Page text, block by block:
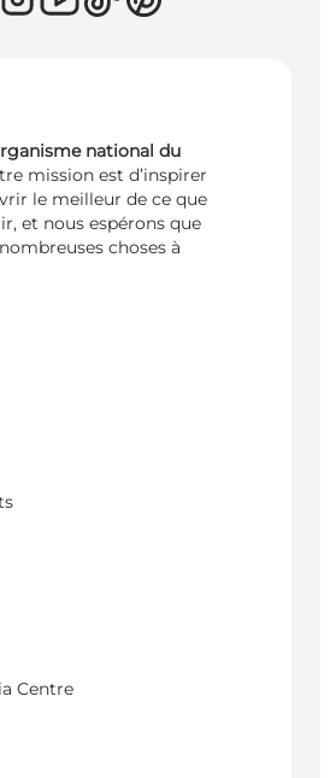
national du
mission est d’inspirer
le meilleur de ce que
et nous espérons que
choses à
Centre